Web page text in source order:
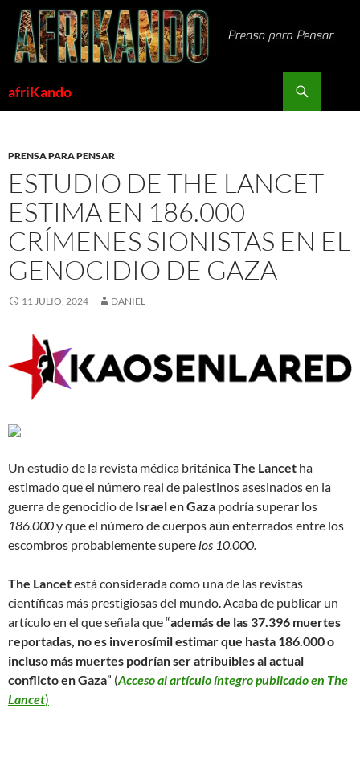
Saltar
contenido
afriKando
PRENSA PARA PENSAR
ESTUDIO DE THE LANCET
ESTIMA EN 186.000
CRÍMENES SIONISTAS EN EL
GENOCIDIO DE GAZA
11 JULIO, 2024 DANIEL
Un estudio de la revista médica británicaThe Lancet ha
estimado que el número real de palestinos asesinados en la
guerra de genocidio de Israel en Gaza podría superar los
186.000y que el número de cuerpos aún enterrados entre los
escombros probablemente supere los 10.000.
The Lancetestá considerada como una de las revistas
científicas más prestigiosas del mundo. Acaba de publicar un
artículo en el que señala que “además de las 37.396 muertes
reportadas, no es inverosímil estimar que hasta 186.000 o
incluso más muertes podrían ser atribuibles al actual
conflicto en Gaza” (Acceso al artículo íntegro publicado en The
Lancet)